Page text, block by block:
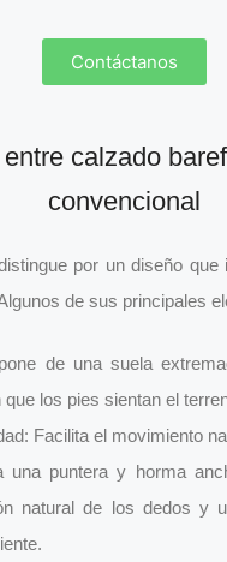
Contáctanos
calzado
convencional
por un diseño que
de sus principales
de una suela
que los pies sientan el
Facilita el movimiento
una puntera y horma
natural de los dedos y